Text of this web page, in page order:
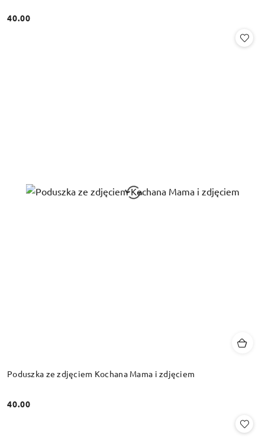
Cena:
40.00
Poduszka ze zdjęciem Kochana Mama i zdjęciem
Cena:
40.00